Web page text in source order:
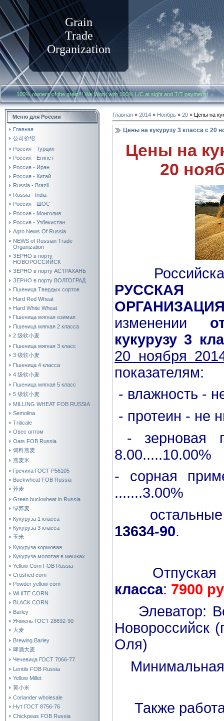
Grain
Trade
Organization
100% owners of the grain!!! We Work with100% L/C at sight and T/T payment
Меню для России
Главная
公司价绍
Россия - Турция
Россия - Египет
Россия - Иран
Россия - Китай
Russia - Brazil
Russia - India
Россия - ШОС
Россия - Монголия
Россия - Узбекистан
Agro News Of Russia
NEWS of Russian Trade
Organization
ЗЕРНО в порту
НОВОРОССИЙСК
ЗЕРНО в порту АСТРАХАНЬ
ЗЕРНО в порту ВОЛГОГРАД
Пшеница Твердых сортов
Hard Red Wheat
Hard White Wheat
Пшеница мягкая озимая
Пшеница мягкая 2 класса
2 级软小麦
Пшеница мягкая 3 класс
3 级软小麦
Пшеница 4 класса
4 级软小麦
Пшеница мягкая 5 класс
5 级软小麦
MILLING WHEAT FOB RUSSIA
Semolina
Triticale
Овес оптом
Oats FOB Russia
饲料燕麦
燕麦米
Гречиха ГОСТ Р56105
Buckwheat FOB Russia
荞麦
Green buckwheat in Russia
绿荞麦
Кукуруза 1 класса
Кукуруза 3 класса
玉米
Кукуруза кормовая
Кукуруза молотая в мешках
Yellow Corn FOB Russia
Crushed corn
Powder yellow corn
WHITE CORN
BLACK CORN
Barley
Ячмень ГОСТ 28692-90
大麦
Brewing Barley
啤酒大麦
Чечевица ГОСТ 7066-77
Lentils FOB Russia
Yellow Millet
黄小米
Coriander wholesale
Нут ГОСТ 8756-76
Chickpeas FOB Russia
Главная » 2014 » Ноябрь » 20 » Цены на
Цены на кукурузу 3 класса с 20
Цены на
20
РУССКАЯ
изменении
кукурузу 3
20 ноября
показателям:
- влажность -
- протеин - не
- зерновая
8.00.....10.00%
- сорная
.......3.00%
остальные
13634-90.
класса: 7900
Элеватор:
Новороссийск
Оля)
Минимальная
Также